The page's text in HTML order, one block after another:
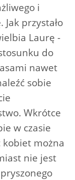
i
przystało
Laurę -
do
nawet
sobie
Wkrótce
w czasie
kobiet można
nie jest